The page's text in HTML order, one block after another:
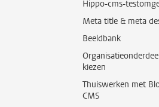
Hippo-cms-
Meta title & meta
Beeldbank
kiezen
Thuiswerken met
CMS